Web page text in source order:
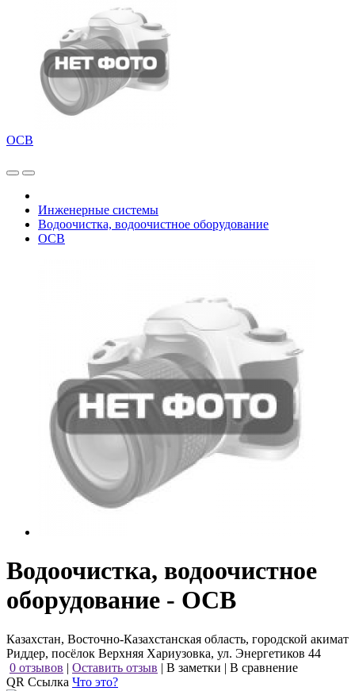
ОСВ
Инженерные системы
Водоочистка, водоочистное оборудование
ОСВ
Водоочистка, водоочистное
оборудование - ОСВ
Казахстан, Восточно-Казахстанская область, городской акимат
Риддер, посёлок Верхняя Хариузовка, ул. Энергетиков 44
0 отзывов | Оставить отзыв | В заметки | В сравнение
QR Ссылка Что это?